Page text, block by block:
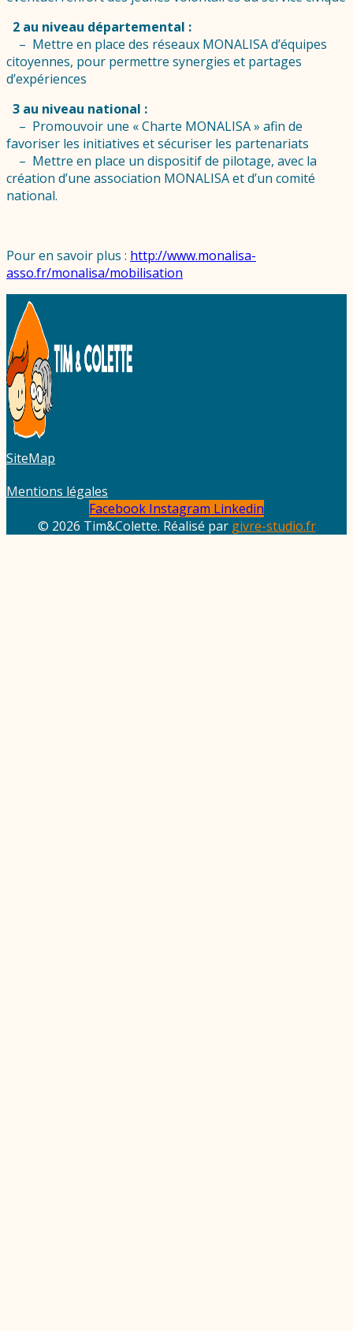
2 au niveau départemental :
– Mettre en place des réseaux MONALISA d’équipes
citoyennes, pour permettre synergies et partages
d’expériences
3 au niveau national :
– Promouvoir une « Charte MONALISA » afin de
favoriser les initiatives et sécuriser les partenariats
– Mettre en place un dispositif de pilotage, avec la
création d’une association MONALISA et d’un comité
national.
Pour en savoir plus : http://www.monalisa-
asso.fr/monalisa/mobilisation
SiteMap
Mentions légales
Facebook Instagram Linkedin
© 2026 Tim&Colette. Réalisé par givre-studio.fr